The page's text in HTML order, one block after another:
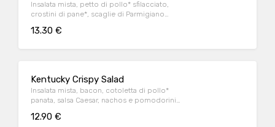
Insalata mista, petto di pollo* sfilacciato,
crostini di pane*, scaglie di Parmigiano
13.30 €
Kentucky Crispy Salad
Insalata mista, bacon, cotoletta di pollo*
panata, salsa Caesar, nachos e pomodorini
12.90 €